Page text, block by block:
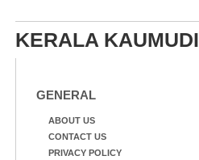
KERALA KAUMUDI
GENERAL
ABOUT US
CONTACT US
PRIVACY POLICY